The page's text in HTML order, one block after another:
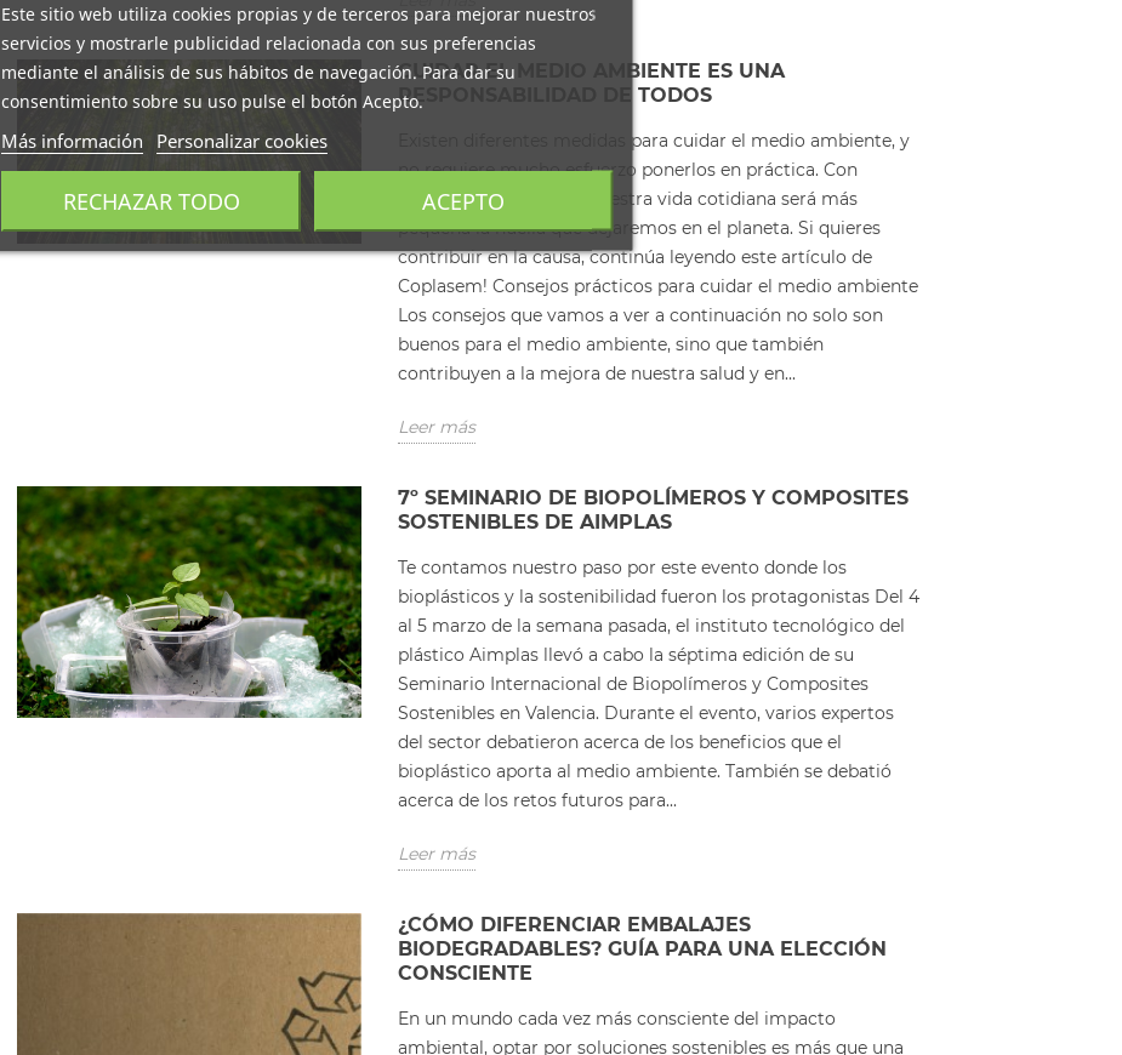
CUIDAR EL MEDIO AMBIENTE ES UNA
RESPONSABILIDAD DE TODOS
Existen diferentes medidas para cuidar el medio ambiente, y
no requiere mucho esfuerzo ponerlos en práctica. Con
pequeños cambios en nuestra vida cotidiana será más
pequeña la huella que dejaremos en el planeta. Si quieres
contribuir en la causa, continúa leyendo este artículo de
Coplasem! Consejos prácticos para cuidar el medio ambiente
Los consejos que vamos a ver a continuación no solo son
buenos para el medio ambiente, sino que también
contribuyen a la mejora de nuestra salud y en...
Leer más
7º SEMINARIO DE BIOPOLÍMEROS Y COMPOSITES
SOSTENIBLES DE AIMPLAS
Te contamos nuestro paso por este evento donde los
bioplásticos y la sostenibilidad fueron los protagonistas Del 4
al 5 marzo de la semana pasada, el instituto tecnológico del
plástico Aimplas llevó a cabo la séptima edición de su
Seminario Internacional de Biopolímeros y Composites
Sostenibles en Valencia. Durante el evento, varios expertos
del sector debatieron acerca de los beneficios que el
bioplástico aporta al medio ambiente. También se debatió
acerca de los retos futuros para...
Leer más
¿CÓMO DIFERENCIAR EMBALAJES
BIODEGRADABLES? GUÍA PARA UNA ELECCIÓN
CONSCIENTE
En un mundo cada vez más consciente del impacto
ambiental, optar por soluciones sostenibles es más que una
Este sitio web utiliza cookies propias y de terceros para mejorar nuestros
servicios y mostrarle publicidad relacionada con sus preferencias
mediante el análisis de sus hábitos de navegación. Para dar su
consentimiento sobre su uso pulse el botón Acepto.
Más información Personalizar cookies
RECHAZAR TODO ACEPTO